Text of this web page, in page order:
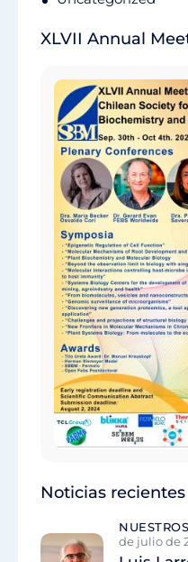
XLVII Annual
Noticias recientes
de julio de